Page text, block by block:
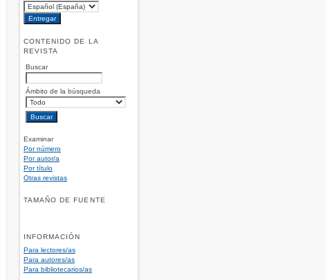
CONTENIDO DE LA
REVISTA
Buscar
Ámbito de la búsqueda
Examinar
Por número
Por autor/a
Por título
Otras revistas
TAMAÑO DE FUENTE
INFORMACIÓN
Para lectores/as
Para autores/as
Para bibliotecarios/as